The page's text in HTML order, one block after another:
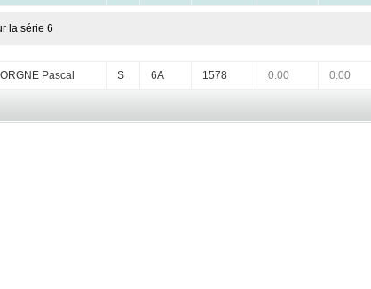
la série 6
Pascal S 6A 1578 0.00 0.00